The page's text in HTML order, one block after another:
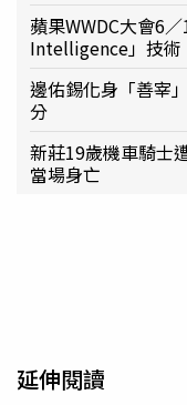
蘋果WWDC大會6
Intelligence」技術
邊佑錫化身「善宰
分
新莊19歲機車騎士
當場身亡
延伸閱讀